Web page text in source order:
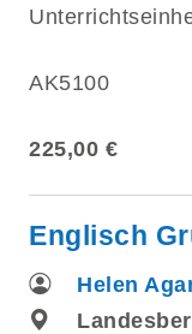
AK5100
225,00 €
Englisch
Helen